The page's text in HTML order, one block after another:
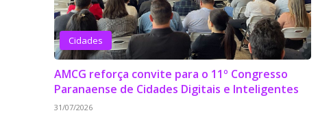
Cidades
AMCG reforça convite para o 11º Congresso
Paranaense de Cidades Digitais e Inteligentes
31/07/2026